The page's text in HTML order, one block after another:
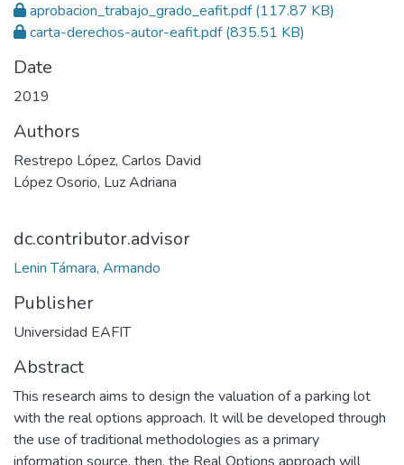
aprobacion_trabajo_grado_eafit.pdf(117.87 KB)
carta-derechos-autor-eafit.pdf(835.51 KB)
Date
2019
Authors
Restrepo López, Carlos David
López Osorio, Luz Adriana
dc.contributor.advisor
Lenin Támara, Armando
Publisher
Universidad EAFIT
Abstract
This research aims to design the valuation of a parking lot
with the real options approach. It will be developed through
the use of traditional methodologies as a primary